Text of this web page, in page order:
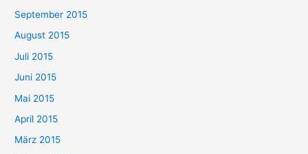
September 2015
August 2015
Juli 2015
Juni 2015
Mai 2015
April 2015
März 2015